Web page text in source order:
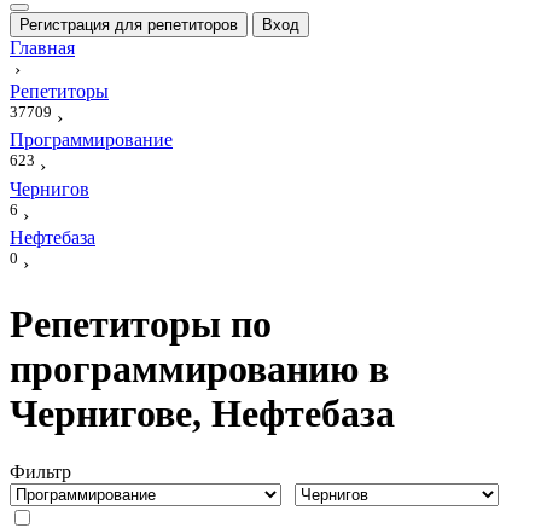
Регистрация для репетиторов Вход
Главная
›
Репетиторы
37709 ›
Программирование
623 ›
Чернигов
6 ›
Нефтебаза
0 ›
Репетиторы по
программированию в
Чернигове, Нефтебаза
Фильтр